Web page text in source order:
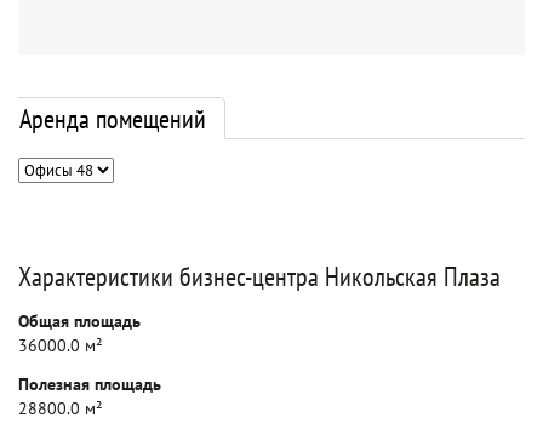
Аренда помещений
Характеристики бизнес-центра Никольская Плаза
Общая площадь
36000.0 м²
Полезная площадь
28800.0 м²